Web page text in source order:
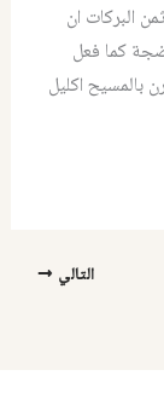
البركات ان
ضجة كما فعل
بالمسيح اكليل
التالي